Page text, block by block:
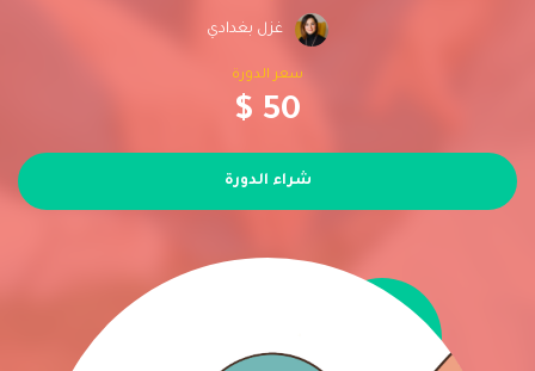
شراء الدورة
سعر الدورة
$ 50
غزل بغدادي